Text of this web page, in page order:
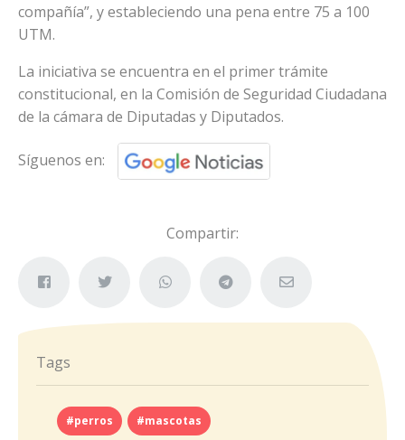
compañía”, y estableciendo una pena entre 75 a 100
UTM.
La iniciativa se encuentra en el primer trámite
constitucional, en la Comisión de Seguridad Ciudadana
de la cámara de Diputadas y Diputados.
Síguenos en:
Compartir:
Tags
#perros #mascotas